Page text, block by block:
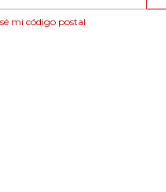
mi código postal